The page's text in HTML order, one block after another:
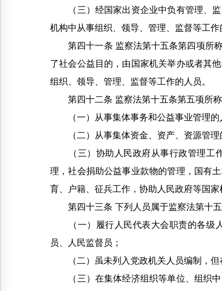
（三）经国家出资企业中负有管理、监
机构中从事组织、领导、管理、监督等工作
第四十一条 监察法第十五条第四项所称
了社会公益目的，由国家机关举办或者其
组织、领导、管理、监督等工作的人员。
第四十二条 监察法第十五条第五项所称
（一）从事集体事务和公益事业管理的
（二）从事集体资金、资产、资源管理
（三）协助人民政府从事行政管理工作
理，社会捐助公益事业款物的管理，国有
育、户籍、征兵工作，协助人民政府等国
第四十三条 下列人员属于监察法第十五
（一）履行人民代表大会职责的各级人
员、人民监督员；
（二）虽未列入党政机关人员编制，但
（三）在集体经济组织等单位、组织中